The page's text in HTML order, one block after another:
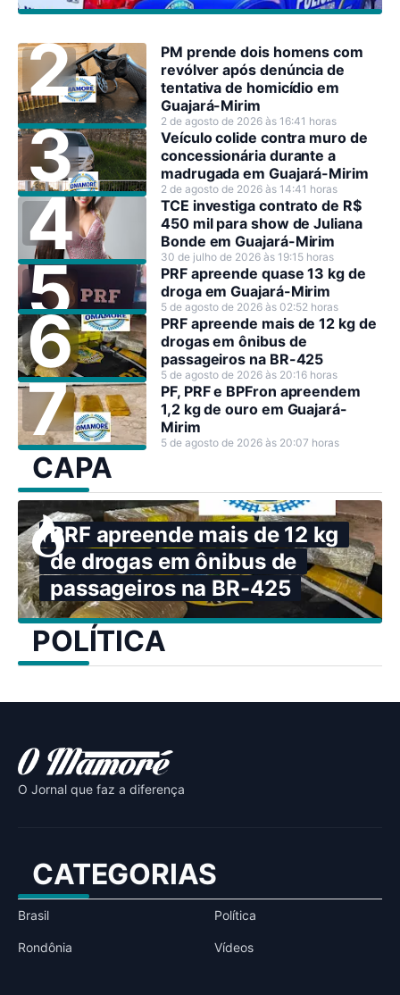
PM prende dois homens com
revólver após denúncia de
tentativa de homicídio em
Guajará-Mirim
2 de agosto de 2026 às 16:41 horas
Veículo colide contra muro de
concessionária durante a
madrugada em Guajará-Mirim
2 de agosto de 2026 às 14:41 horas
TCE investiga contrato de R$
450 mil para show de Juliana
Bonde em Guajará-Mirim
30 de julho de 2026 às 19:15 horas
PRF apreende quase 13 kg de
droga em Guajará-Mirim
5 de agosto de 2026 às 02:52 horas
PRF apreende mais de 12 kg de
drogas em ônibus de
passageiros na BR-425
5 de agosto de 2026 às 20:16 horas
PF, PRF e BPFron apreendem
1,2 kg de ouro em Guajará-
Mirim
5 de agosto de 2026 às 20:07 horas
CAPA
PRF apreende mais de 12 kg
de drogas em ônibus de
passageiros na BR-425
POLÍTICA
O Jornal que faz a diferença
CATEGORIAS
Brasil Política
Rondônia Vídeos